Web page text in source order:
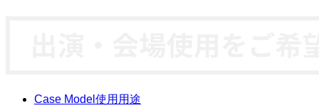
Case Model 使用用途